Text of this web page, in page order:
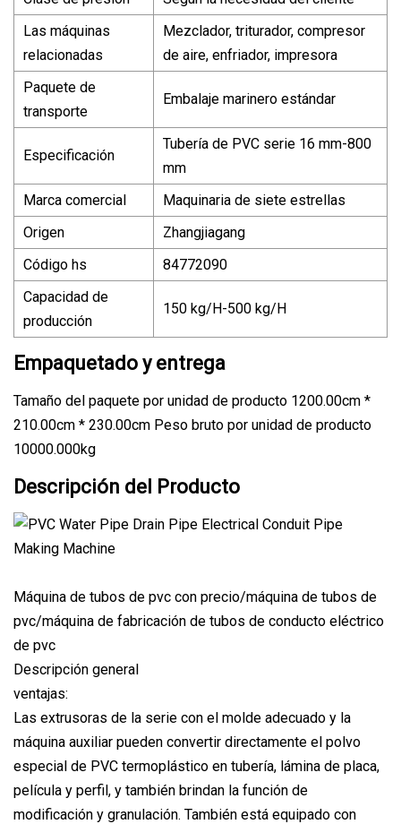
Las máquinas
relacionadas
Mezclador, triturador, compresor
de aire, enfriador, impresora
Paquete de
transporte
Embalaje marinero estándar
Especificación
Tubería de PVC serie 16 mm-800
mm
Marca comercial
Maquinaria de siete estrellas
Origen
Zhangjiagang
Código hs
84772090
Capacidad de
producción
150 kg/H-500 kg/H
Empaquetado y entrega
Tamaño del paquete por unidad de producto 1200.00cm *
210.00cm * 230.00cm Peso bruto por unidad de producto
10000.000kg
Descripción del Producto
Máquina de tubos de pvc con precio/máquina de tubos de
pvc/máquina de fabricación de tubos de conducto eléctrico
de pvc
Descripción general
ventajas:
Las extrusoras de la serie con el molde adecuado y la
máquina auxiliar pueden convertir directamente el polvo
especial de PVC termoplástico en tubería, lámina de placa,
película y perfil, y también brindan la función de
modificación y granulación. También está equipado con